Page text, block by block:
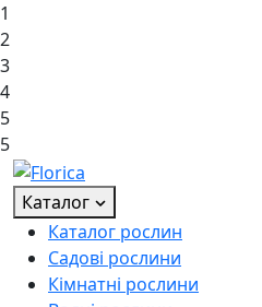
1
2
3
4
5
5
Каталог
Каталог рослин
Садові рослини
Кімнатні рослини